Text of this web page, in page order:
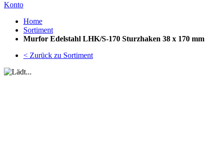
Konto
Home
Sortiment
Murfor Edelstahl LHK/S-170 Sturzhaken 38 x 170 mm
< Zurück zu Sortiment